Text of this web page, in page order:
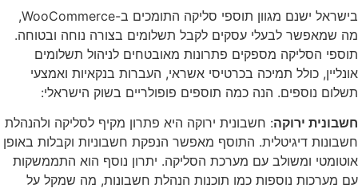
בישראל ישנם מגוון תוספי סליקה התומכים ב-WooCommerce,
מה שמאפשר לבעלי עסקים לקבל תשלומים בצורה נוחה ובטוחה.
תוספי הסליקה מספקים פתרונות מאובטחים לניהול תשלומים
אונליין, כולל תמיכה בכרטיסי אשראי, העברות בנקאיות ואמצעי
תשלום נוספים. הנה כמה תוספים פופולריים בשוק הישראלי:
חשבונית ירוקה: חשבונית ירוקה היא פתרון מקיף לסליקה ולהנהלת
חשבונות דיגיטלית. התוסף מאפשר הנפקת חשבוניות וקבלות באופן
אוטומטי ומשולב עם מערכת הסליקה. יתרון נוסף הוא התממשקות
עם מערכות נוספות כמו תוכנות הנהלת חשבונות, מה שמקל על